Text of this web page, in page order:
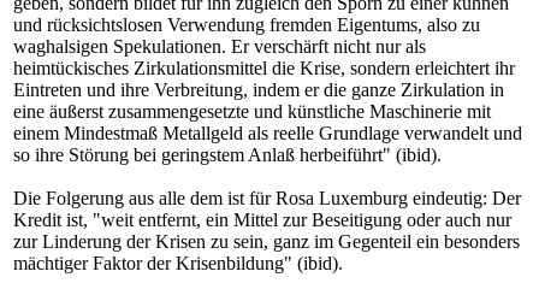
und rücksichtslosen Verwendung fremden Eigentums, also zu
waghalsigen Spekulationen. Er verschärft nicht nur als
heimtückisches Zirkulationsmittel die Krise, sondern erleichtert ihr
Eintreten und ihre Verbreitung, indem er die ganze Zirkulation in
eine äußerst zusammengesetzte und künstliche Maschinerie mit
einem Mindestmaß Metallgeld als reelle Grundlage verwandelt und
so ihre Störung bei geringstem Anlaß herbeiführt" (ibid).
Die Folgerung aus alle dem ist für Rosa Luxemburg eindeutig: Der
Kredit ist, "weit entfernt, ein Mittel zur Beseitigung oder auch nur
zur Linderung der Krisen zu sein, ganz im Gegenteil ein besonders
mächtiger Faktor der Krisenbildung" (ibid).